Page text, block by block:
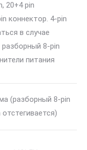
20+4 pin
коннектор. 4-pin
в случае
8-pin
питания
(разборный 8-pin